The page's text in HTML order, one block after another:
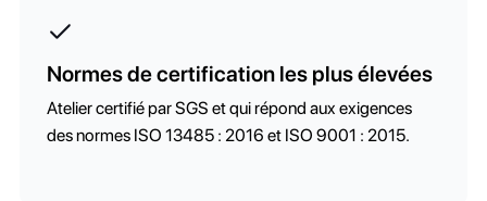
Normes de certification les plus élevées
Atelier certifié par SGS et qui répond aux exigences
des normes ISO 13485 : 2016 et ISO 9001 : 2015.